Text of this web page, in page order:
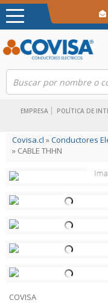
EMPRESA POLÍTICA DE
Covisa.cl »Conductores
» CABLE THHN
COVISA